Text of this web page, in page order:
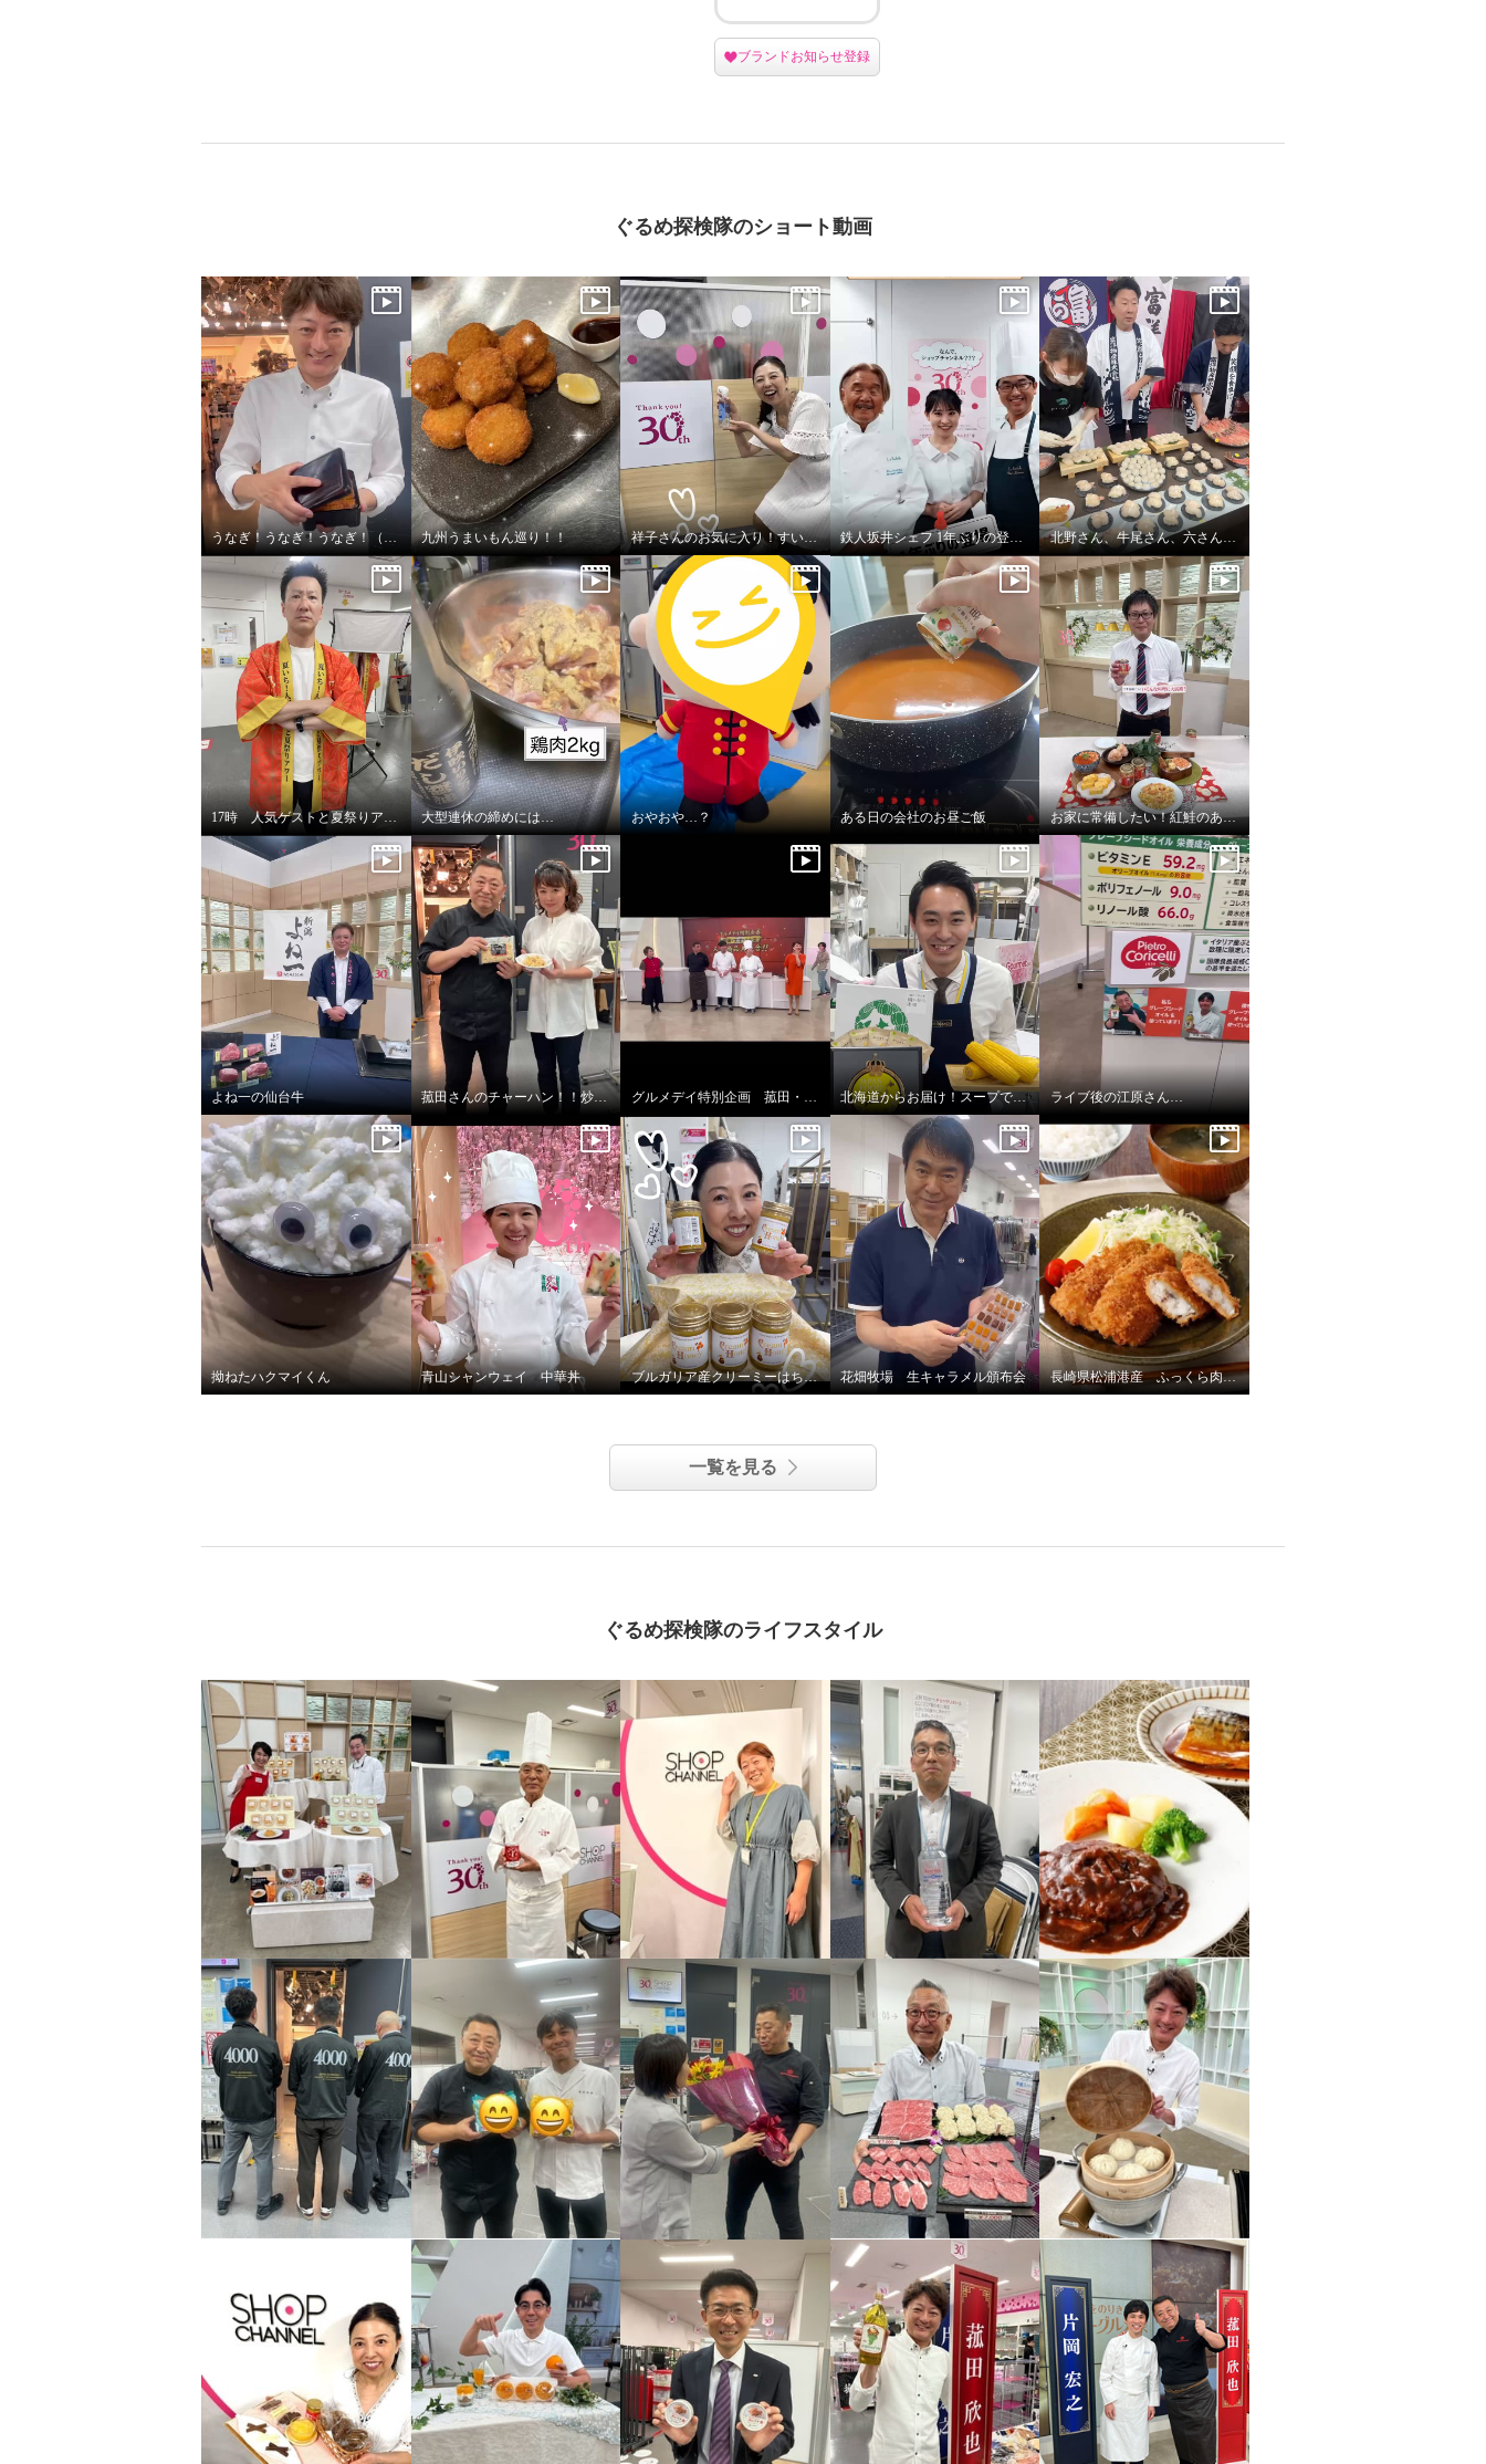
× 商品紹介
ふり塩熟成！ 天然紅鮭粗ほぐ
し身
ブランドお知らせ登録
ぐるめ探検隊のショート動画
うなぎ！うなぎ！うなぎ！（しじみの味噌汁も人気） 九州うまいもん巡り！！ 祥子さんのお気に入り！すいすい水 鉄人坂井シェフ 1年ぶりの登場です！ 北野さん、牛尾さん、六さんで富洋物産三銃士
17時 人気ゲストと夏祭りアワー 大型連休の締めには… おやおや…？ ある日の会社のお昼ご飯 お家に常備したい！紅鮭のあらほぐし！
よね一の仙台牛 菰田さんのチャーハン！！炒飯！！ グルメデイ特別企画 菰田・笠原・五十嵐シェフ登場！ 北海道からお届け！スープです！ ライブ後の江原さん…
拗ねたハクマイくん 青山シャンウェイ 中華丼 ブルガリア産クリーミーはちみつ 花畑牧場 生キャラメル頒布会 長崎県松浦港産 ふっくら肉厚！アジフライ
一覧を見る
ぐるめ探検隊のライフスタイル